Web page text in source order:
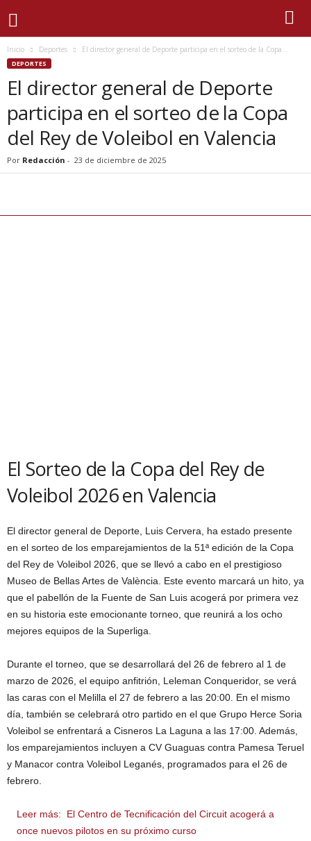
Inicio Deportes El director general de Deporte participa en el sorteo de la Copa...
DEPORTES
El director general de Deporte
participa en el sorteo de la Copa
del Rey de Voleibol en Valencia
Por Redacción - 23 de diciembre de 2025
El Sorteo de la Copa del Rey de
Voleibol 2026 en Valencia
El director general de Deporte, Luis Cervera, ha estado presente
en el sorteo de los emparejamientos de la 51ª edición de la Copa
del Rey de Voleibol 2026, que se llevó a cabo en el prestigioso
Museo de Bellas Artes de València. Este evento marcará un hito, ya
que el pabellón de la Fuente de San Luis acogerá por primera vez
en su historia este emocionante torneo, que reunirá a los ocho
mejores equipos de la Superliga.
Durante el torneo, que se desarrollará del 26 de febrero al 1 de
marzo de 2026, el equipo anfitrión, Leleman Conqueridor, se verá
las caras con el Melilla el 27 de febrero a las 20:00. En el mismo
día, también se celebrará otro partido en el que Grupo Herce Soria
Voleibol se enfrentará a Cisneros La Laguna a las 17:00. Además,
los emparejamientos incluyen a CV Guaguas contra Pamesa Teruel
y Manacor contra Voleibol Leganés, programados para el 26 de
febrero.
Leer más:
El Centro de Tecnificación del Circuit acogerá a
once nuevos pilotos en su próximo curso